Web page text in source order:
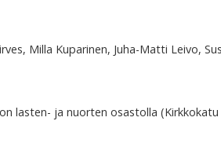
Milla Kuparinen, Juha-Matti Leivo,
lasten- ja nuorten osastolla (